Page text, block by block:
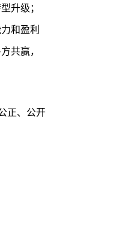
升级；
和盈利
共赢，
正、公开